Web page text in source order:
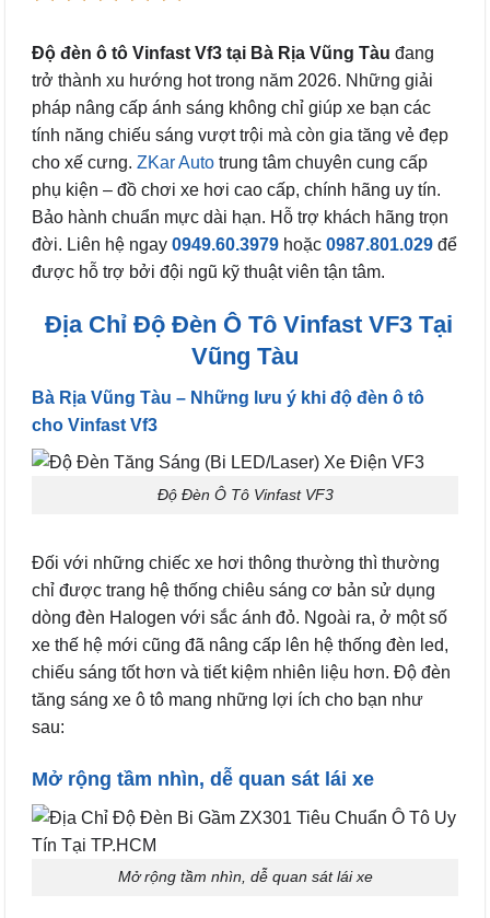
Độ đèn ô tô Vinfast Vf3 tại Bà Rịa Vũng Tàu đang
trở thành xu hướng hot trong năm 2026. Những giải
pháp nâng cấp ánh sáng không chỉ giúp xe bạn các
tính năng chiếu sáng vượt trội mà còn gia tăng vẻ đẹp
cho xế cưng. ZKar Auto trung tâm chuyên cung cấp
phụ kiện – đồ chơi xe hơi cao cấp, chính hãng uy tín.
Bảo hành chuẩn mực dài hạn. Hỗ trợ khách hãng trọn
đời. Liên hệ ngay 0949.60.3979 hoặc 0987.801.029 để
được hỗ trợ bởi đội ngũ kỹ thuật viên tận tâm.
Địa Chỉ Độ Đèn Ô Tô Vinfast VF3 Tại
Vũng Tàu
Bà Rịa Vũng Tàu – Những lưu ý khi độ đèn ô tô
cho Vinfast Vf3
Độ Đèn Ô Tô Vinfast VF3
Đối với những chiếc xe hơi thông thường thì thường
chỉ được trang hệ thống chiêu sáng cơ bản sử dụng
dòng đèn Halogen với sắc ánh đỏ. Ngoài ra, ở một số
xe thế hệ mới cũng đã nâng cấp lên hệ thống đèn led,
chiếu sáng tốt hơn và tiết kiệm nhiên liệu hơn. Độ đèn
tăng sáng xe ô tô mang những lợi ích cho bạn như
sau:
Mở rộng tầm nhìn, dễ quan sát lái xe
Mở rộng tầm nhìn, dễ quan sát lái xe